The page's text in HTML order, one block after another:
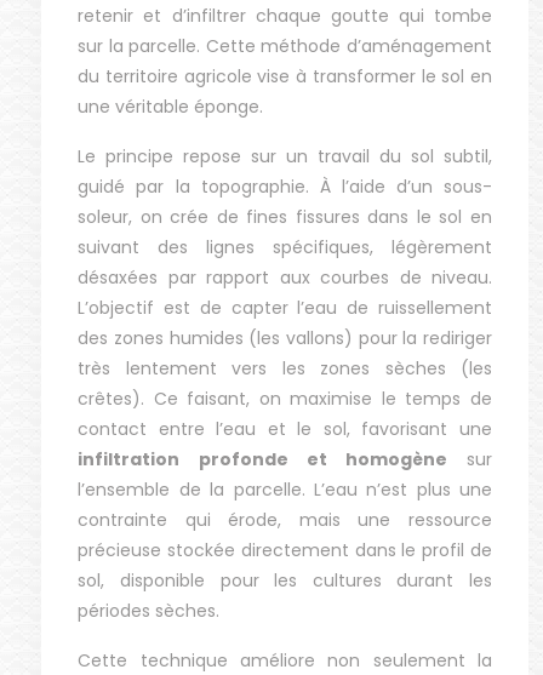
retenir et d’infiltrer chaque goutte qui tombe
sur la parcelle. Cette méthode d’aménagement
du territoire agricole vise à transformer le sol en
une véritable éponge.
Le principe repose sur un travail du sol subtil,
guidé par la topographie. À l’aide d’un sous-
soleur, on crée de fines fissures dans le sol en
suivant des lignes spécifiques, légèrement
désaxées par rapport aux courbes de niveau.
L’objectif est de capter l’eau de ruissellement
des zones humides (les vallons) pour la rediriger
très lentement vers les zones sèches (les
crêtes). Ce faisant, on maximise le temps de
contact entre l’eau et le sol, favorisant une
infiltration profonde et homogène sur
l’ensemble de la parcelle. L’eau n’est plus une
contrainte qui érode, mais une ressource
précieuse stockée directement dans le profil de
sol, disponible pour les cultures durant les
périodes sèches.
Cette technique améliore non seulement la